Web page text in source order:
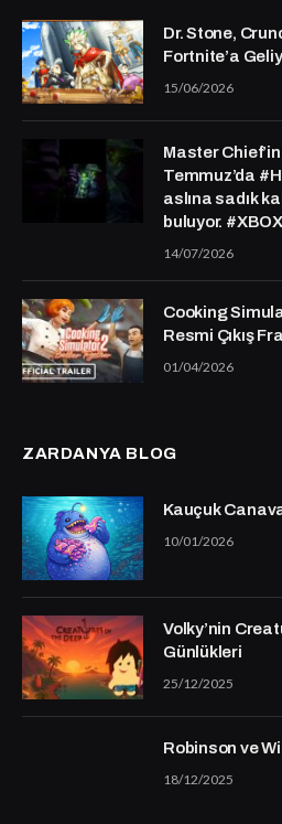
Dr. Stone,
Fortnite’a
15/06/2026
Master
Temmuz’da
aslına sadık
buluyor. #XBOX
14/07/2026
Cooking
Resmi Çıkış
01/04/2026
ZARDANYA BLOG
Kauçuk
10/01/2026
Volky’nin
Günlükleri
25/12/2025
Robinson ve
18/12/2025